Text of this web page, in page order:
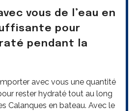
vous de l’eau en
pour
pendant la
avec vous une quantité
rester hydraté tout au long
Calanques en bateau. Avec le